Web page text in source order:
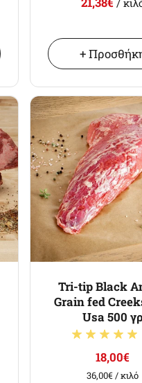
+
Tri-tip Black
Grain fed
Usa 500 γρ
18,00€
36,00€/ κιλό